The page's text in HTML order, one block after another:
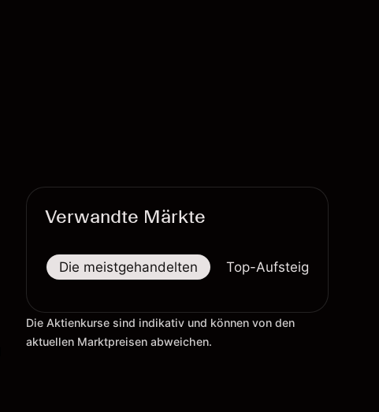
Verwandte Märkte
Die meistgehandelten Top-Aufsteiger
Die Aktienkurse sind indikativ und können von den
aktuellen Marktpreisen abweichen.